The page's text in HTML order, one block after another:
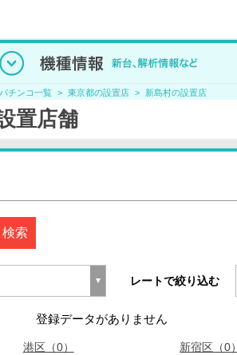
パチンコ一覧 東京都の設置店 新島村の設置店
置店舗
検索
レートで絞り込む
登録データがありません
港区（0） 新宿区（0）